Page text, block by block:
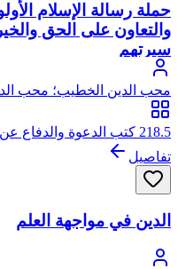
حملة رسالة الإسلام
والتعاون على الحق
سيرتهم
محب الدين الخطيب؛ محب
بن صالح الخطيب، يتصل نسبه
218.5 كتب الدعوة والدفاع عن الإسلام
تفاصيل
الدين في مواجهة العلم